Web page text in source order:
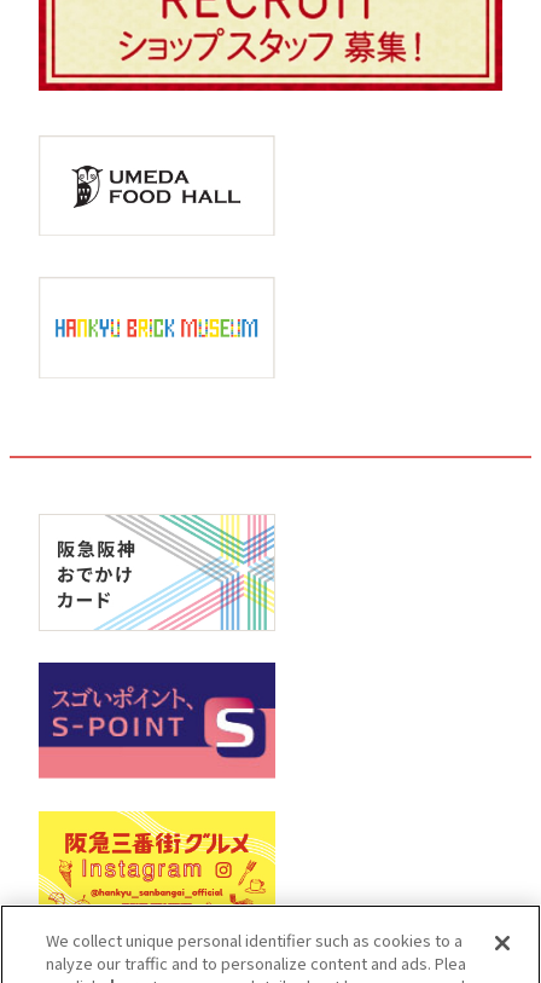
We collect unique personal identifier such as cookies to a
nalyze our traffic and to personalize content and ads. Plea